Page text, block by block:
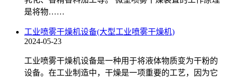
是将物……
工业喷雾干燥机设备(大型工业喷雾干燥机)
2024-05-23
工业喷雾干燥机设备是一种用于将液体物质变为干粉的
设备。在工业制造中，干燥是一项重要的工艺，因为它